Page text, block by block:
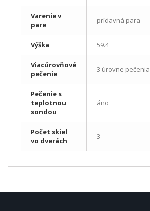
Varenie v
pare
prídavná para
Výška 59.4
Viacúrovňové
pečenie
3 úrovne pečenia
Pečenie s
teplotnou
sondou
áno
Počet skiel
vo dverách
3